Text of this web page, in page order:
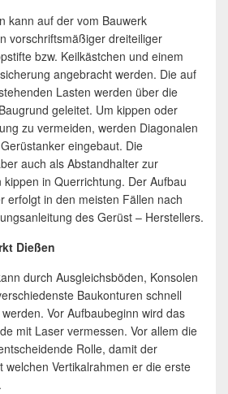
kann auf der vom Bauwerk
vorschriftsmäßiger dreiteiliger
bzw. Keilkästchen und einem
angebracht werden. Die auf
Lasten werden über die
geleitet. Um kippen oder
zu vermeiden, werden Diagonalen
eingebaut. Die
auch als Abstandhalter zur
kippen in Querrichtung. Der Aufbau
erfolgt in den meisten Fällen nach
des Gerüst – Herstellers.
Dießen
durch Ausgleichsböden, Konsolen
Baukonturen schnell
Vor Aufbaubeginn wird das
mit Laser vermessen. Vor allem die
Rolle, damit der
welchen Vertikalrahmen er die erste